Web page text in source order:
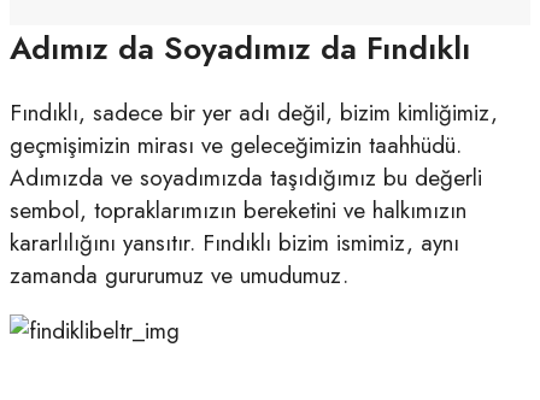
Adımız da Soyadımız da Fındıklı
Fındıklı, sadece bir yer adı değil, bizim kimliğimiz,
geçmişimizin mirası ve geleceğimizin taahhüdü.
Adımızda ve soyadımızda taşıdığımız bu değerli
sembol, topraklarımızın bereketini ve halkımızın
kararlılığını yansıtır. Fındıklı bizim ismimiz, aynı
zamanda gururumuz ve umudumuz.